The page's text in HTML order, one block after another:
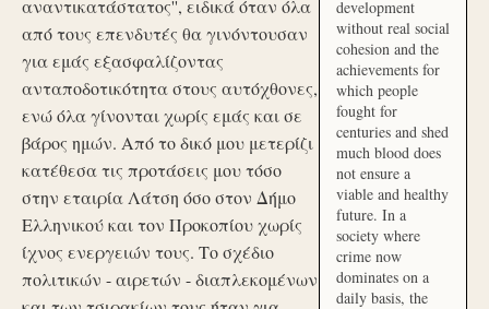
αναντικατάστατος'', ειδικά όταν όλα
από τους επενδυτές θα γινόντουσαν
για εμάς εξασφαλίζοντας
ανταποδοτικότητα στους αυτόχθονες,
ενώ όλα γίνονται χωρίς εμάς και σε
βάρος ημών. Από το δικό μου μετερίζι
κατέθεσα τις προτάσεις μου τόσο
στην εταιρία Λάτση όσο στον Δήμο
Ελληνικού και τον Προκοπίου χωρίς
ίχνος ενεργειών τους. Το σχέδιο
πολιτικών - αιρετών - διαπλεκομένων
development
without real social
cohesion and the
achievements for
which people
fought for
centuries and shed
much blood does
not ensure a
viable and healthy
future. In a
society where
crime now
dominates on a
daily basis, the